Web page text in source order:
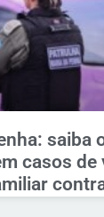
saiba
casos de